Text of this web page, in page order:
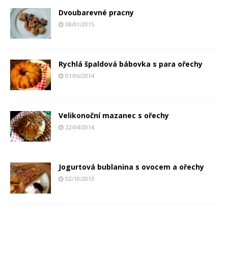
Dvoubarevné pracny
08/01/2015
Rychlá špaldová bábovka s para ořechy
01/06/2014
Velikonoční mazanec s ořechy
22/04/2014
Jogurtová bublanina s ovocem a ořechy
02/10/2013